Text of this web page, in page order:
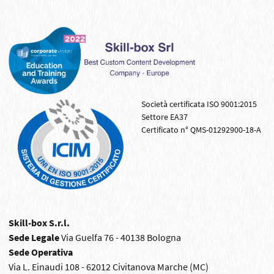
Società certificata ISO 9001:2015
Settore EA37
Certificato n° QMS-01292900-18-A
Skill-box S.r.l.
Sede LegaleVia Guelfa 76 - 40138 Bologna
Sede Operativa
Via L. Einaudi 108 - 62012 Civitanova Marche (MC)